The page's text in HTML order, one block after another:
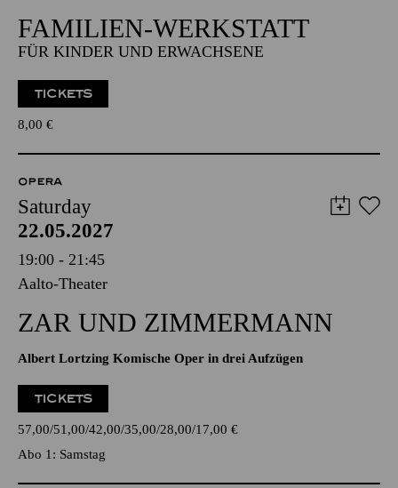
FAMILIEN-WERKSTATT
FÜR KINDER UND ERWACHSENE
TICKETS
8,00 €
OPERA
Saturday
22.05.2027
19:00 - 21:45
Aalto-Theater
ZAR UND ZIMMERMANN
Albert Lortzing Komische Oper in drei Aufzügen
TICKETS
57,00 51,00 42,00 35,00 28,00 17,00 €
Abo 1: Samstag